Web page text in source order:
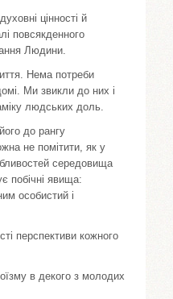
цінності й
повсякденного
Людини.
Нема потреби
Ми звикли до них і
людських доль.
до рангу
не помітити, як у
середовища
побічні явища:
особистий і
перспективи кожного
в декого з молодих